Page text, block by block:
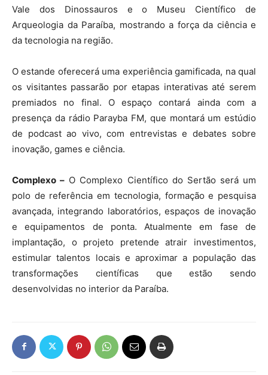
Vale dos Dinossauros e o Museu Científico de
Arqueologia da Paraíba, mostrando a força da ciência e
da tecnologia na região.
O estande oferecerá uma experiência gamificada, na qual
os visitantes passarão por etapas interativas até serem
premiados no final. O espaço contará ainda com a
presença da rádio Parayba FM, que montará um estúdio
de podcast ao vivo, com entrevistas e debates sobre
inovação, games e ciência.
Complexo – O Complexo Científico do Sertão será um
polo de referência em tecnologia, formação e pesquisa
avançada, integrando laboratórios, espaços de inovação
e equipamentos de ponta. Atualmente em fase de
implantação, o projeto pretende atrair investimentos,
estimular talentos locais e aproximar a população das
transformações científicas que estão sendo
desenvolvidas no interior da Paraíba.